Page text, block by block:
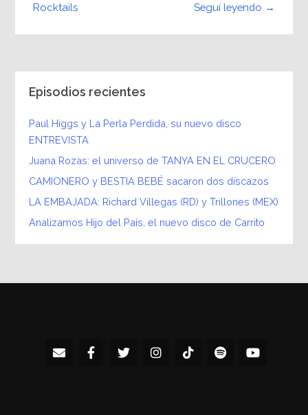
Seguí leyendo →
Rocktails
Episodios recientes
Paul Higgs y La Perla Perdida, su nuevo disco
ENTREVISTA
Juana Rozas: el universo de TANYA EN EL CRUCERO
CAMIONERO y BESTIA BEBÉ sacaron dos discazos
LA EMBAJADA: Richard Villegas (RD) y Trillones (MEX)
Analizamos Hijo del País, el nuevo disco de Carrito